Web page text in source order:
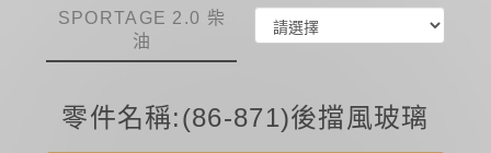
SPORTAGE 2.0 柴
油
零件名稱:(86-871)後擋風玻璃